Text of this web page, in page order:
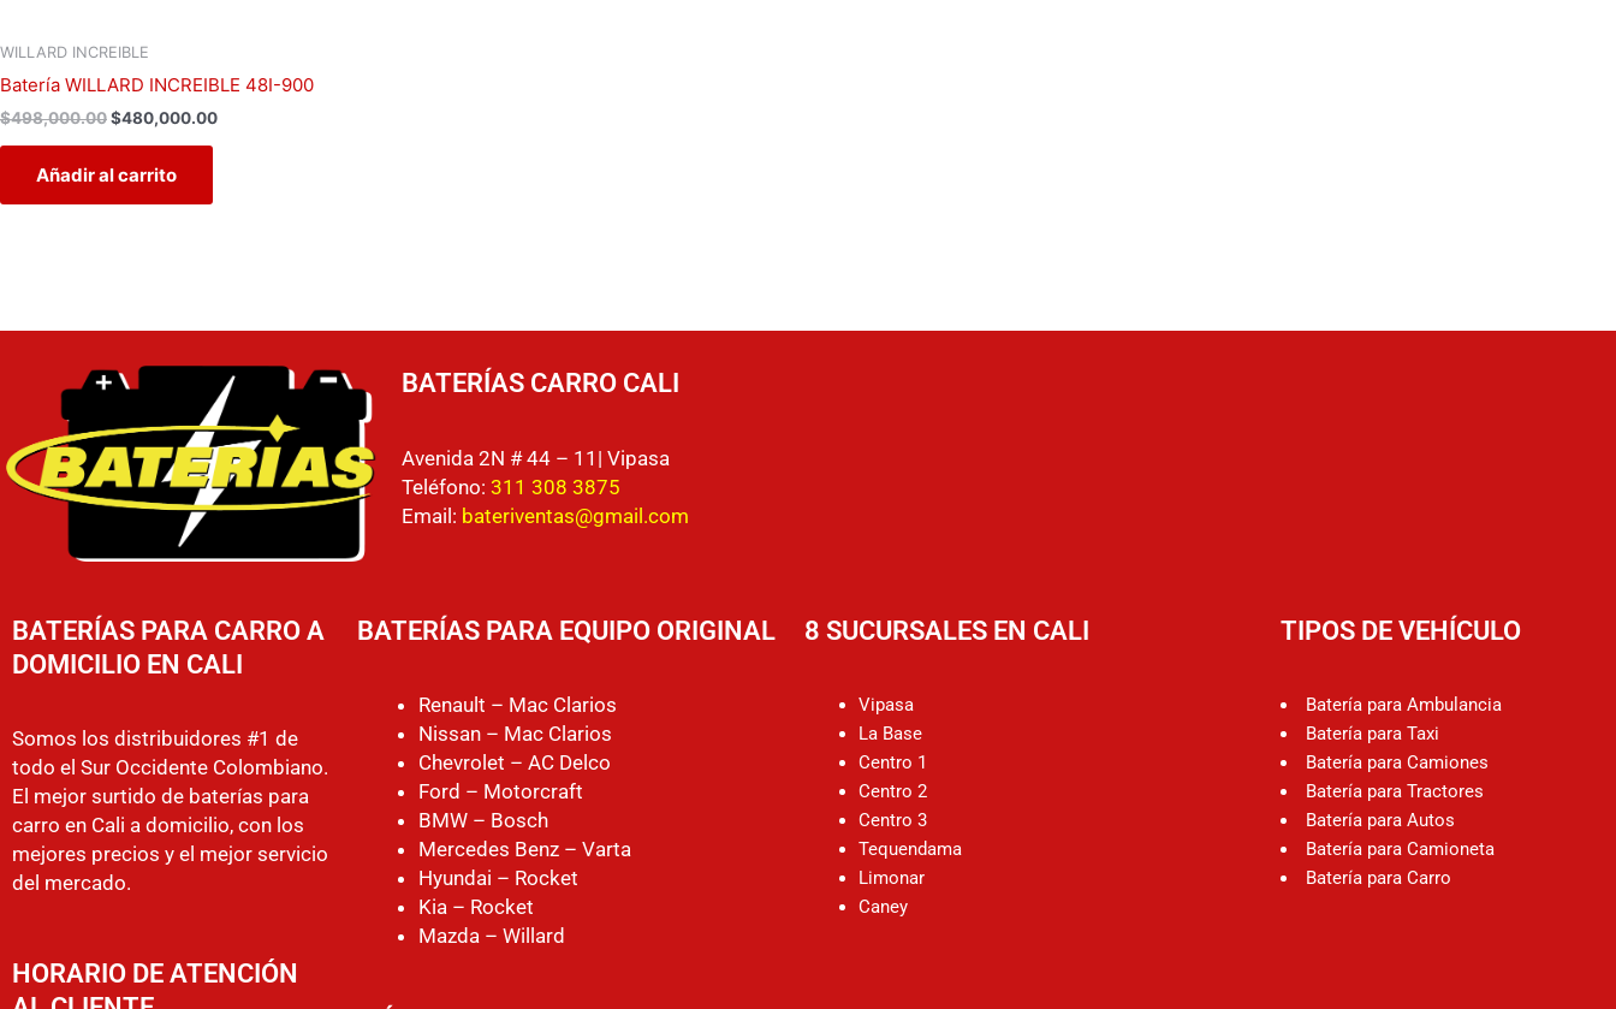
WILLARD INCREIBLE
Batería WILLARD INCREIBLE 48I-900
$498,000.00$480,000.00
Añadir al carrito
BATERÍAS CARRO CALI
Avenida 2N # 44 – 11| Vipasa
Teléfono: 311 308 3875
Email: bateriventas@gmail.com
BATERÍAS PARA CARRO A
DOMICILIO EN CALI
Somos los distribuidores #1 de
todo el Sur Occidente Colombiano.
El mejor surtido de baterías para
carro en Cali a domicilio, con los
mejores precios y el mejor servicio
del mercado.
HORARIO DE ATENCIÓN
BATERÍAS PARA EQUIPO ORIGINAL
Renault – Mac Clarios
Nissan – Mac Clarios
Chevrolet – AC Delco
Ford – Motorcraft
BMW – Bosch
Mercedes Benz – Varta
Hyundai – Rocket
Kia – Rocket
Mazda – Willard
8 SUCURSALES EN CALI
Vipasa
La Base
Centro 1
Centro 2
Centro 3
Tequendama
Limonar
Caney
TIPOS DE VEHÍCULO
Batería para Ambulancia
Batería para Taxi
Batería para Camiones
Batería para Tractores
Batería para Autos
Batería para Camioneta
Batería para Carro